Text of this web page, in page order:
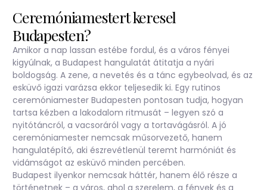
Ceremóniamestert keresel
Budapesten?
Amikor a nap lassan estébe fordul, és a város fényei
kigyúlnak, a Budapest hangulatát átitatja a nyári
boldogság. A zene, a nevetés és a tánc egybeolvad, és az
esküvő igazi varázsa ekkor teljesedik ki. Egy rutinos
ceremóniamester Budapesten pontosan tudja, hogyan
tartsa kézben a lakodalom ritmusát – legyen szó a
nyitótáncról, a vacsoráról vagy a tortavágásról. A jó
ceremóniamester nemcsak műsorvezető, hanem
hangulatépítő, aki észrevétlenül teremt harmóniát és
vidámságot az esküvő minden percében.
Budapest ilyenkor nemcsak háttér, hanem élő része a
történetnek – a város, ahol a szerelem, a fények és a